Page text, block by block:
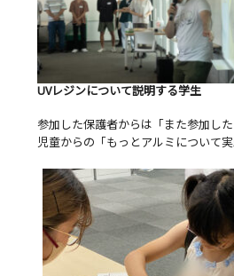
UVレジンについて説明す
参加した保護者からは「また参加し
児童からの「もっとアルミについて